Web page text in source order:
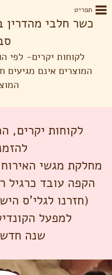
כשר חלבי
לקוחות יקרים- לפי
המוצרים אינם מגיעים
לקוחות יקרים,
מחלקת מגשי
הקפה עובד כרגיל
(חזרנו לגלי'ס
למפעל
שנה
תפריט